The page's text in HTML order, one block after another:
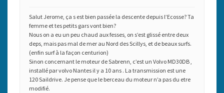
Salut Jerome, ça s est bien passée la descente depuis l’Ecosse? Ta
femme et tes petits gars vont bien?
Nous on a eu un peu chaud aux fesses, on s’est glissé entre deux
deps, mais pas mal de mer au Nord des Scillys, et de beaux surfs.
(enfin surf à la façon centurion)
Sinon concernant le moteur de Sabrenn, c’est un Volvo MD30DB ,
installé par volvo Nantes il y a 10 ans . La transmission est une
120 Saildrive. Je pense que le berceau du moteur n’a pas du etre
modifié.